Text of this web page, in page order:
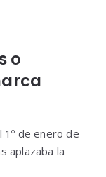
o
de enero de
aplazaba la